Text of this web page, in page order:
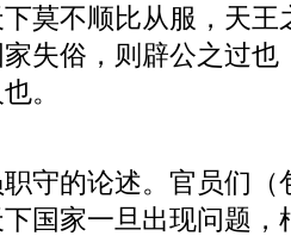
莫不顺比从服，天王
失俗，则辟公之过
。
守的论述。官员们（
国家一旦出现问题，